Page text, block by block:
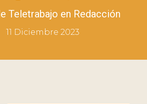
Teletrabajo en Redacción
11 Diciembre 2023